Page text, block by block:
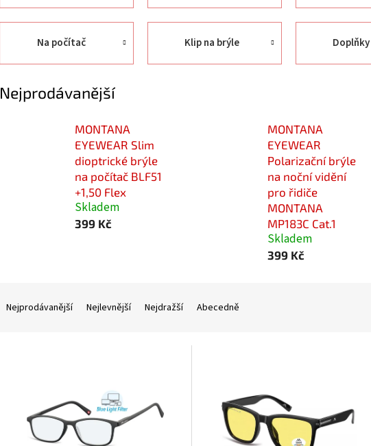
Na počítač Klip na brýle Doplňky
Nejprodávanější
MONTANA
EYEWEAR Slim
dioptrické brýle
na počítač BLF51
+1,50 Flex
Skladem
399 Kč
MONTANA
EYEWEAR
Polarizační brýle
na noční vidění
pro řidiče
MONTANA
MP183C Cat.1
Skladem
399 Kč
aNejprodávanější Nejlevnější Nejdražší Abecedně